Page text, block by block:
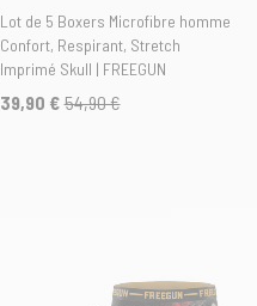
Lot de 5 Boxers Microfibre homme
Confort, Respirant, Stretch
Imprimé Skull | FREEGUN
39,90 € 54,90 €